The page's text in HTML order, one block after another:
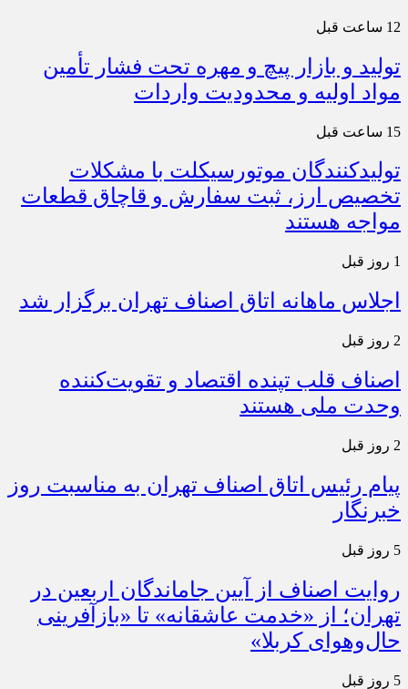
12 ساعت قبل
تولید و بازار پیچ و مهره تحت فشار تأمین
مواد اولیه و محدودیت واردات
15 ساعت قبل
تولیدکنندگان موتورسیکلت با مشکلات
تخصیص ارز، ثبت سفارش و قاچاق قطعات
مواجه هستند
1 روز قبل
اجلاس ماهانه اتاق اصناف تهران برگزار شد
2 روز قبل
اصناف قلب تپنده اقتصاد و تقویت‌کننده
وحدت ملی هستند
2 روز قبل
پیام رئیس اتاق اصناف تهران به مناسبت روز
خبرنگار
5 روز قبل
روایت اصناف از آیین جاماندگان اربعین در
تهران؛ از «خدمت عاشقانه» تا «بازآفرینی
حال‌وهوای کربلا»
5 روز قبل